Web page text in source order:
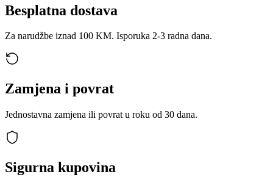
Besplatna dostava
Za narudžbe iznad 100 KM. Isporuka 2-3 radna dana.
Zamjena i povrat
Jednostavna zamjena ili povrat u roku od 30 dana.
Sigurna kupovina